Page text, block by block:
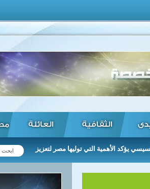
الثقافية العائلة
الأهمية التي توليها مصر لتعزيز العلاقات مع